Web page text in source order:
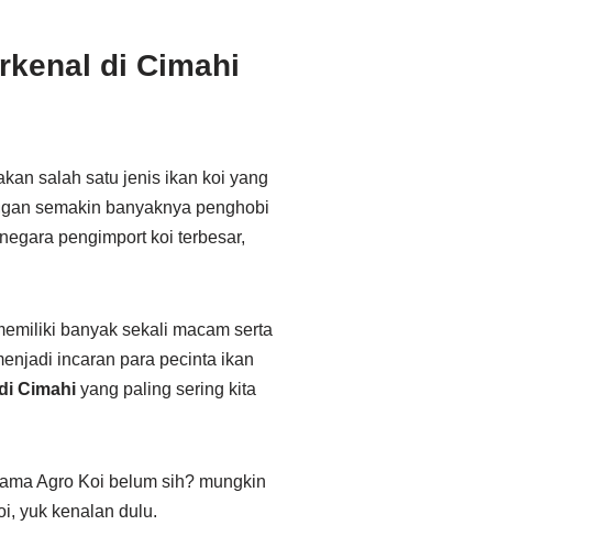
di Cimahi
salah satu jenis ikan koi yang
semakin banyaknya penghobi
pengimport koi terbesar,
banyak sekali macam serta
incaran para pecinta ikan
Cimahi yang paling sering kita
Agro Koi belum sih? mungkin
yuk kenalan dulu.